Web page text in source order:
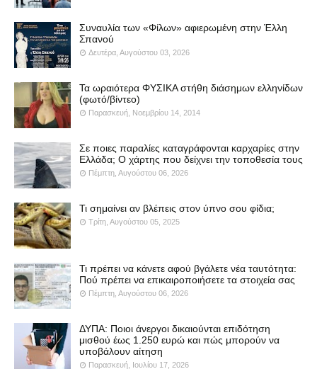
Συναυλία των «Φίλων» αφιερωμένη στην Έλλη
Σπανού
Δευτέρα, Αυγούστου 03, 2026
Τα ωραιότερα ΦΥΣΙΚΑ στήθη διάσημων ελληνίδων
(φωτό/βίντεο)
Παρασκευή, Νοεμβρίου 14, 2014
Σε ποιες παραλίες καταγράφονται καρχαρίες στην
Ελλάδα; Ο χάρτης που δείχνει την τοποθεσία τους
Πέμπτη, Αυγούστου 06, 2026
Τι σημαίνει αν βλέπεις στον ύπνο σου φίδια;
Τρίτη, Αυγούστου 05, 2025
Τι πρέπει να κάνετε αφού βγάλετε νέα ταυτότητα:
Πού πρέπει να επικαιροποιήσετε τα στοιχεία σας
Πέμπτη, Αυγούστου 06, 2026
ΔΥΠΑ: Ποιοι άνεργοι δικαιούνται επιδότηση
μισθού έως 1.250 ευρώ και πώς μπορούν να
υποβάλουν αίτηση
Παρασκευή, Ιουλίου 17, 2026